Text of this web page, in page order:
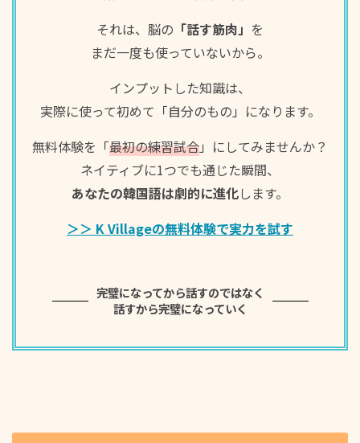
저는 사실 별로 안 좋아해요. 옷도 젖고 기분도 쉽게 다
운되더라고요.
저도 그래요. 하늘이 우중충하면 마음까지 덩달아 무거
워지는 것 같아요.
빗소리를 듣는 건 좋은데, 집에서 조용히 혼자 있다 보
それは、脳の 「話す筋肉」 を
まだ一度も使っていないから。
インプットした知識は、
実際に使って初めて「自分のもの」になります。
無料体験を「最初の練習試合」にしてみませんか？
ネイティブに1つでも通じた瞬間、
あなたの韓国語は劇的に進化します。
＞＞ K Villageの無料体験で実力を試す
完璧になってから話すのではなく
話すから完璧になっていく